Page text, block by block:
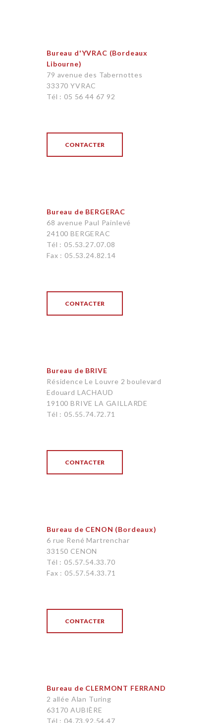
Bureau d'YVRAC (Bordeaux
Libourne)
79 avenue des Tabernottes
33370 YVRAC
Tél : 05 56 44 67 92
CONTACTER
Bureau de BERGERAC
68 avenue Paul Painlevé
24100 BERGERAC
Tél : 05.53.27.07.08
Fax : 05.53.24.82.14
CONTACTER
Bureau de BRIVE
Résidence Le Louvre 2 boulevard
Edouard LACHAUD
19100 BRIVE LA GAILLARDE
Tél : 05.55.74.72.71
CONTACTER
Bureau de CENON (Bordeaux)
6 rue René Martrenchar
33150 CENON
Tél : 05.57.54.33.70
Fax : 05.57.54.33.71
CONTACTER
Bureau de CLERMONT FERRAND
2 allée Alan Turing
63170 AUBIÈRE
Tél : 04.73.92.54.47